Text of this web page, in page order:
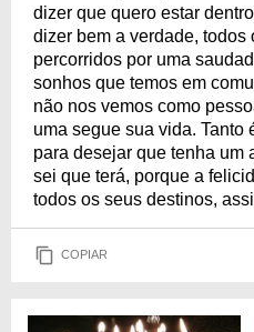
dizer que quero estar
dizer bem a verdade,
percorridos por uma
sonhos que temos em
não nos vemos como
uma segue sua vida. Tanto
para desejar que tenha um
sei que terá, porque a
todos os seus destinos,
COPIAR